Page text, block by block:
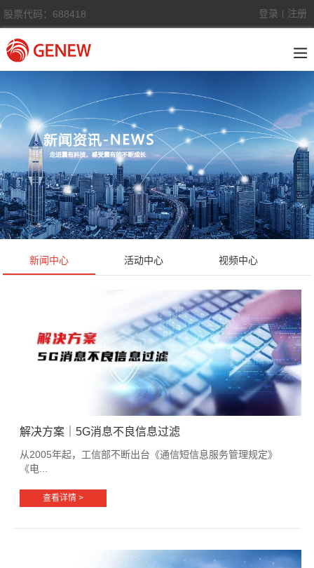
股票代码：688418 登录 注册
新闻中心 活动中心 视频中心
解决方案｜5G消息不良信息过滤
从2005年起，工信部不断出台《通信短信息服务管理规定》
《电...
查看详情 >